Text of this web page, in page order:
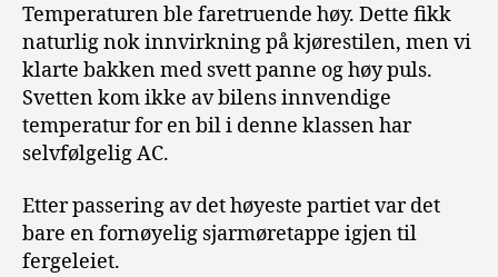
Temperaturen ble faretruende høy. Dette fikk
naturlig nok innvirkning på kjørestilen, men vi
klarte bakken med svett panne og høy puls.
Svetten kom ikke av bilens innvendige
temperatur for en bil i denne klassen har
selvfølgelig AC.
Etter passering av det høyeste partiet var det
bare en fornøyelig sjarmøretappe igjen til
fergeleiet.